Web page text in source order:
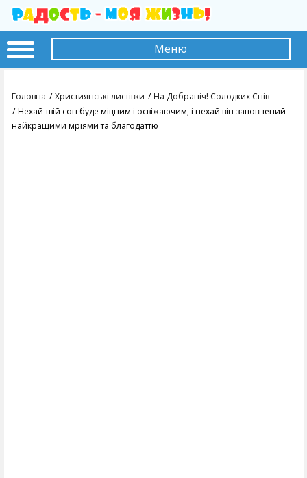
Меню
Головна Християнські листівки
На Добраніч! Солодких Снів
Нехай твій сон буде міцним і освіжаючим, і нехай він заповнений
найкращими мріями та благодаттю